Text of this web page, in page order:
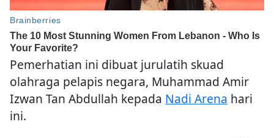
Pemerhatian ini dibuat jurulatih skuad
olahraga pelapis negara, Muhammad Amir
Izwan Tan Abdullah kepada Nadi Arena hari
ini.